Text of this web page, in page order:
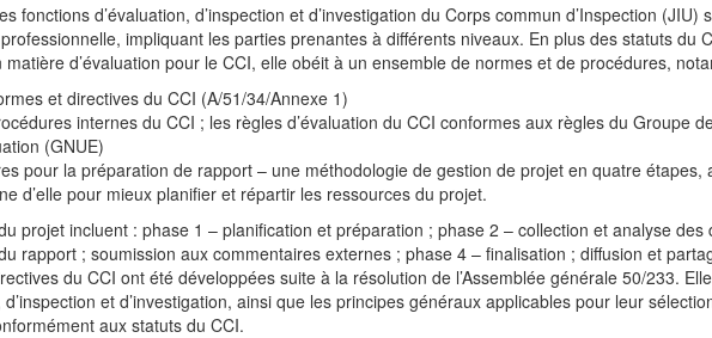
fonctions d’évaluation, d’inspection et d’investigation du Corps commun d’Inspection (JIU)
professionnelle, impliquant les parties prenantes à différents niveaux. En plus des statuts du
matière d’évaluation pour le CCI, elle obéit à un ensemble de normes et de procédures,
et directives du CCI (A/51/34/Annexe 1)
internes du CCI ; les règles d’évaluation du CCI conformes aux règles du Groupe
(GNUE)
pour la préparation de rapport – une méthodologie de gestion de projet en quatre étapes,
d’elle pour mieux planifier et répartir les ressources du projet.
projet incluent : phase 1 – planification et préparation ; phase 2 – collection et analyse des
rapport ; soumission aux commentaires externes ; phase 4 – finalisation ; diffusion et
du CCI ont été développées suite à la résolution de l’Assemblée générale 50/233.
d’inspection et d’investigation, ainsi que les principes généraux applicables pour leur
aux statuts du CCI.